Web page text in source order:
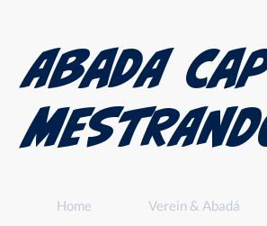
Abada
Home Verein & Abadá